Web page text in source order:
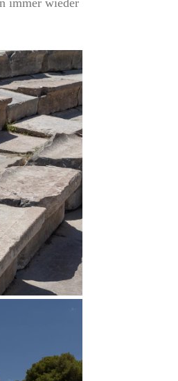
immer wieder